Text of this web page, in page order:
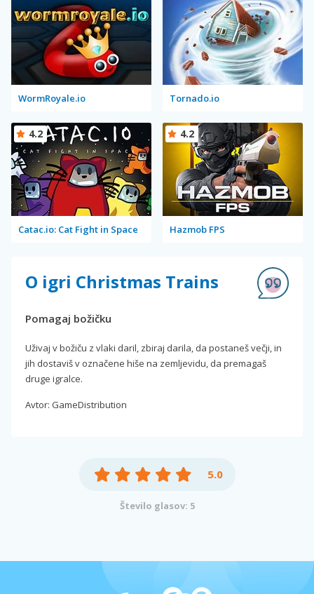
WormRoyale.io Tornado.io
Catac.io: Cat Fight in Space
4.2
Hazmob FPS
4.2
O igri Christmas Trains
Pomagaj božičku
Uživaj v božiču z vlaki daril, zbiraj darila, da postaneš večji, in
jih dostaviš v označene hiše na zemljevidu, da premagaš
druge igralce.
Avtor: GameDistribution
5.0
Število glasov: 5